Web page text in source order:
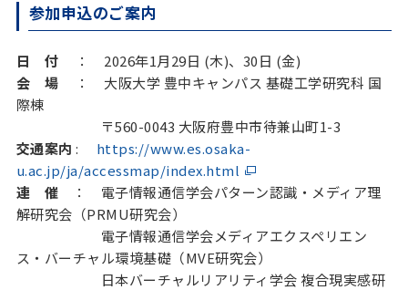
参加申込のご案内
日 付 ： 2026年1月29日 (木)、30日 (金)
会 場 ： 大阪大学 豊中キャンパス 基礎工学研究科 国
際棟
〒560-0043 大阪府豊中市待兼山町1-3
交通案内 : https://www.es.osaka-
u.ac.jp/ja/accessmap/index.html
連 催 ： 電子情報通信学会パターン認識・メディア理
解研究会（PRMU研究会）
電子情報通信学会メディアエクスペリエン
ス・バーチャル環境基礎（MVE研究会）
日本バーチャルリアリティ学会 複合現実感研